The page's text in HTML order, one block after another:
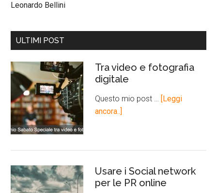
Leonardo Bellini
ULTIMI POST
Tra video e fotografia
digitale
Questo mio post …
[Leggi
ancora..]
Usare i Social network
per le PR online